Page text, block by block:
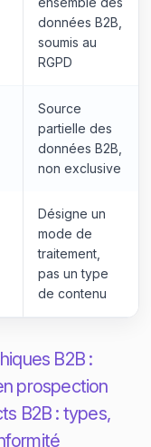
données B2B,
soumis au
RGPD
Source
partielle des
données B2B,
non exclusive
Désigne un
mode de
traitement,
pas un type
de contenu
B2B :
prospection
B2B : types,